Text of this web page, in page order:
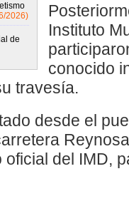
2026)
de
Instituto
conocido
travesía.
desde el
del IMD,